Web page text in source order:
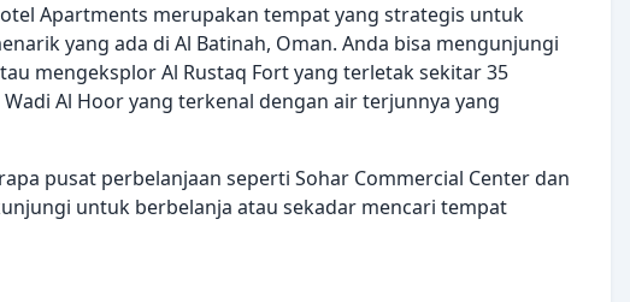
Apartments merupakan tempat yang strategis untuk
yang ada di Al Batinah, Oman. Anda bisa mengunjungi
mengeksplor Al Rustaq Fort yang terletak sekitar 35
Al Hoor yang terkenal dengan air terjunnya yang
pusat perbelanjaan seperti Sohar Commercial Center dan
untuk berbelanja atau sekadar mencari tempat